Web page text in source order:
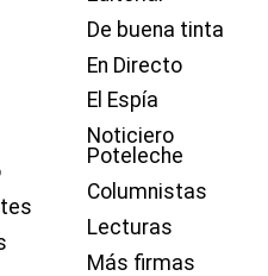
De buena tinta
En Directo
El Espía
Noticiero
Poteleche
Columnistas
Lecturas
Más firmas